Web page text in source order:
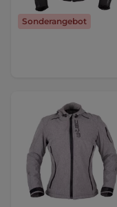
Sonderangebot